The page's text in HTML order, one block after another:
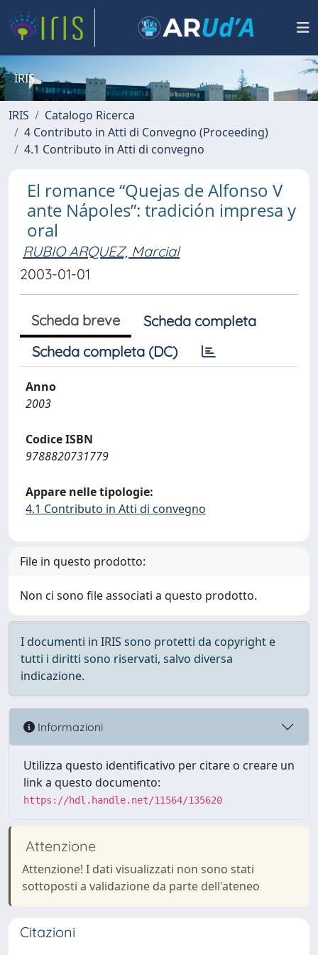
IRIS
IRIS
Catalogo Ricerca
4 Contributo in Atti di Convegno (Proceeding)
4.1 Contributo in Atti di convegno
El romance “Quejas de Alfonso V
ante Nápoles”: tradición impresa y
oral
RUBIO ARQUEZ, Marcial
2003-01-01
Scheda breve
Scheda completa
Scheda completa (DC)
Anno
2003
Codice ISBN
9788820731779
Appare nelle tipologie:
4.1 Contributo in Atti di convegno
File in questo prodotto:
Non ci sono file associati a questo prodotto.
I documenti in IRIS sono protetti da copyright e
tutti i diritti sono riservati, salvo diversa
indicazione.
Informazioni
Utilizza questo identificativo per citare o creare un
link a questo documento:
https://hdl.handle.net/11564/135620
Attenzione
Attenzione! I dati visualizzati non sono stati
sottoposti a validazione da parte dell'ateneo
Citazioni